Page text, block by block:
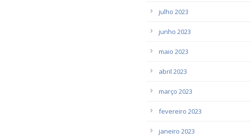
julho 2023
junho 2023
maio 2023
abril 2023
março 2023
fevereiro 2023
janeiro 2023